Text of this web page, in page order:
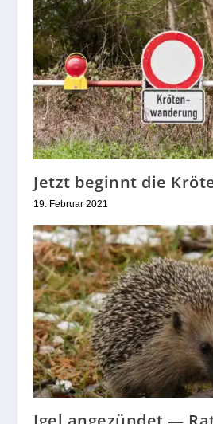
Froschregen in
2. Juli 2021
Jetzt beginnt die
19. Februar 2021